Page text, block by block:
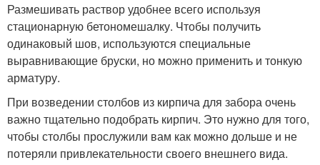
Размешивать раствор удобнее всего используя
стационарную бетономешалку. Чтобы получить
одинаковый шов, используются специальные
выравнивающие бруски, но можно применить и тонкую
арматуру.
При возведении столбов из кирпича для забора очень
важно тщательно подобрать кирпич. Это нужно для того,
чтобы столбы прослужили вам как можно дольше и не
потеряли привлекательности своего внешнего вида.